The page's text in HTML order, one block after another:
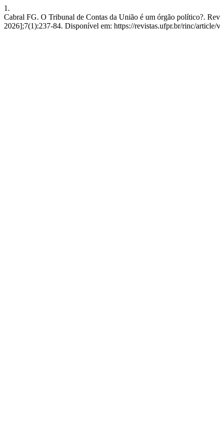
1.
Cabral FG. O Tribunal de Contas da União é um órgão político?.
2026];7(1):237-84. Disponível em: https://revistas.ufpr.br/rinc/article/